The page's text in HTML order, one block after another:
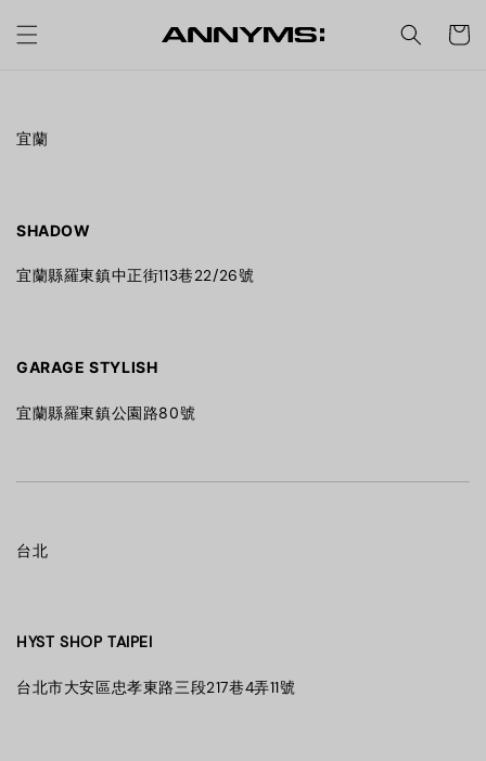
宜蘭
SHADOW
宜蘭縣羅東鎮中正街113巷22/26號
GARAGE STYLISH
宜蘭縣羅東鎮公園路80號
台北
HYST SHOP TAIPEI
台北市大安區忠孝東路三段217巷4弄11號